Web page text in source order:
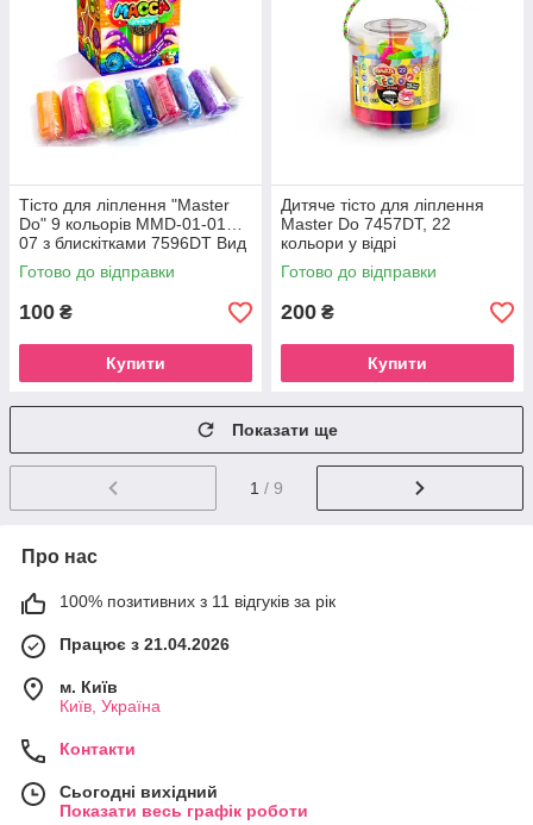
Тісто для ліплення "Master
Do" 9 кольорів MMD-01-01…
07 з блискітками 7596DT Вид
4
Готово до відправки
100 ₴
Купити
Дитяче тісто для ліплення
Master Do 7457DT, 22
кольори у відрі
Готово до відправки
200 ₴
Купити
Показати ще
1 / 9
Про нас
100% позитивних з 11 відгуків за рік
Працює з 21.04.2026
м. Київ
Київ, Україна
Контакти
Сьогодні вихідний
Показати весь графік роботи